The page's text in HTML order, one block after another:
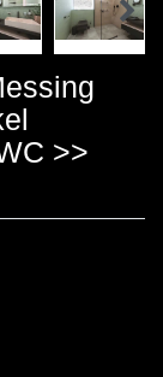
>>